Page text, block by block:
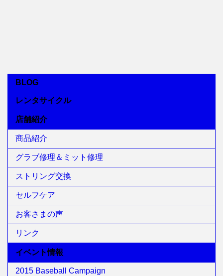
BLOG
レンタサイクル
店舗紹介
商品紹介
グラブ修理＆ミット修理
ストリング交換
セルフケア
お客さまの声
リンク
イベント情報
2015 Baseball Campaign